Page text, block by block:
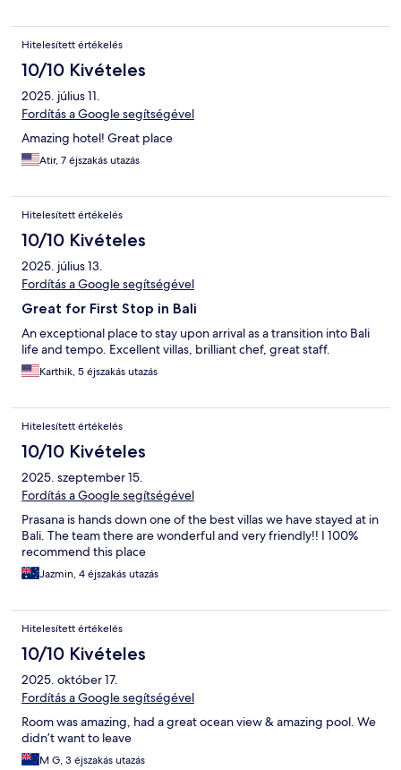
Hitelesített értékelés
10/10 Kivételes
2025. július 11.
Fordítás a Google segítségével
Amazing hotel! Great place
Atir, 7 éjszakás utazás
Hitelesített értékelés
10/10 Kivételes
2025. július 13.
Fordítás a Google segítségével
Great for First Stop in Bali
An exceptional place to stay upon arrival as a transition into Bali
life and tempo. Excellent villas, brilliant chef, great staff.
Karthik, 5 éjszakás utazás
Hitelesített értékelés
10/10 Kivételes
2025. szeptember 15.
Fordítás a Google segítségével
Prasana is hands down one of the best villas we have stayed at in
Bali. The team there are wonderful and very friendly!! I 100%
recommend this place
Jazmin, 4 éjszakás utazás
Hitelesített értékelés
10/10 Kivételes
2025. október 17.
Fordítás a Google segítségével
Room was amazing, had a great ocean view & amazing pool. We
didn’t want to leave
M G, 3 éjszakás utazás